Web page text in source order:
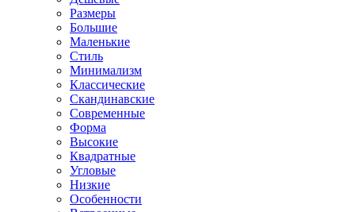
Размеры
Большие
Маленькие
Стиль
Минимализм
Классические
Скандинавские
Современные
Форма
Высокие
Квадратные
Угловые
Низкие
Особенности